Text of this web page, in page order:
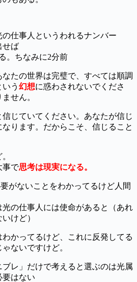
仕事人というわれるナンバー
せば
。ちなみに2分前
たの世界は完璧で、すべては順調
う 幻想に惑わされないでくださ
せん。
じていてください。あなたが信じ
ります。だからこそ、信じること
事で思考は現実になる。
がないことをわかってるけど人間
の仕事人には使命があると（あれ
けど）
かってるけど、これに反発してる
ないですけど。
レ」だけで考えると選ぶのは光属
要はない